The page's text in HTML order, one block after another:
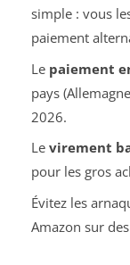
simple : vous
paiement
Le paiement
pays
2026.
Le virement
pour les gros
Évitez les
Amazon sur